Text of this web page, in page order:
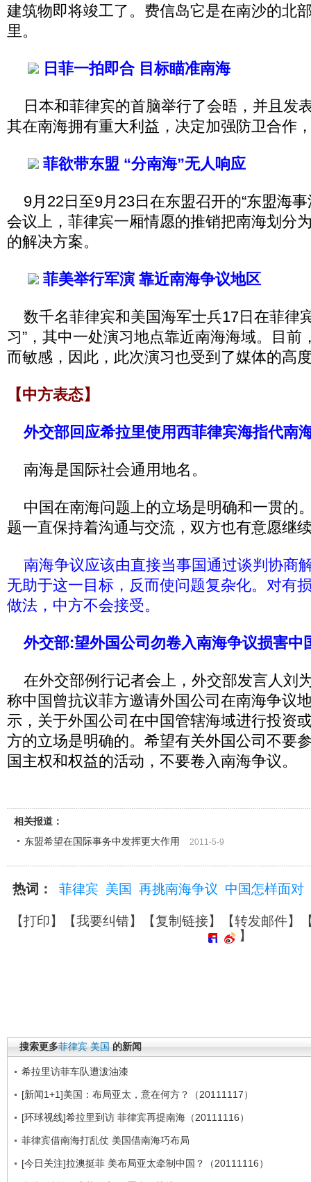
建筑物即将竣工了。费信岛它是在南沙的北
里。
日菲一拍即合 目标瞄准南海
日本和菲律宾的首脑举行了会晤，并且发
其在南海拥有重大利益，决定加强防卫合作
菲欲带东盟 “分南海”无人响应
9月22日至9月23日在东盟召开的“东盟海事
会议上，菲律宾一厢情愿的推销把南海划分
的解决方案。
菲美举行军演 靠近南海争议地区
数千名菲律宾和美国海军士兵17日在菲律
习”，其中一处演习地点靠近南海海域。目前
而敏感，因此，此次演习也受到了媒体的高
【中方表态】
外交部回应希拉里使用西菲律宾海指代南
南海是国际社会通用地名。
中国在南海问题上的立场是明确和一贯的
题一直保持着沟通与交流，双方也有意愿继
南海争议应该由直接当事国通过谈判协商
无助于这一目标，反而使问题复杂化。对有
做法，中方不会接受。
外交部:望外国公司勿卷入南海争议损害中
在外交部例行记者会上，外交部发言人刘
称中国曾抗议菲方邀请外国公司在南海争议
示，关于外国公司在中国管辖海域进行投资
方的立场是明确的。希望有关外国公司不要
国主权和权益的活动，不要卷入南海争议。
相关报道：
东盟希望在国际事务中发挥更大作用
2011-5-9
热词： 菲律宾 美国 再挑南海争议 中国怎样面对
【打印】【我要纠错】【复制链接】【转发邮件】
】
搜索更多菲律宾 美国 的新闻
希拉里访菲车队遭泼油漆
[新闻1+1]美国：布局亚太，意在何方？（20111117）
[环球视线]希拉里到访 菲律宾再提南海（20111116）
菲律宾借南海打乱仗 美国借南海巧布局
[今日关注]拉澳挺菲 美布局亚太牵制中国？（20111116）